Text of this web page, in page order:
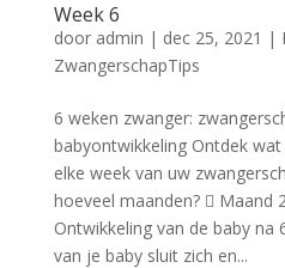
Week 6
door admin | dec 25, 2021 |
ZwangerschapTips
6 weken zwanger:
babyontwikkeling Ontdek
elke week van uw
hoeveel maanden?  Maand
Ontwikkeling van de baby na
van je baby sluit zich en...